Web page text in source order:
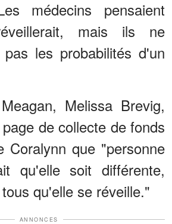
médecins pensaient
mais ils ne
pas les probabilités d'un
Melissa Brevig,
de collecte de fonds
Coralynn que "personne
qu'elle soit différente,
qu'elle se réveille."
ANNONCES